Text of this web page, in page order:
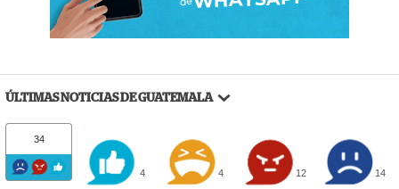
ÚLTIMAS NOTICIAS DE GUATEMALA
34
4 4 12 14